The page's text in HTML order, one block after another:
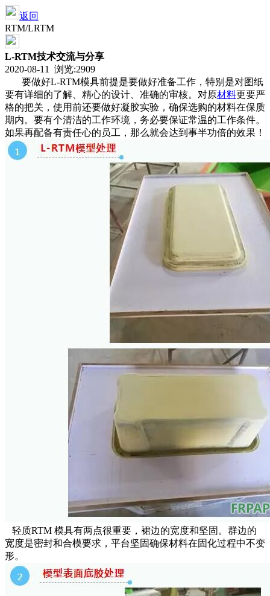
返回
RTM/LRTM
L-RTM技术交流与分享
2020-08-11 浏览:2909
要做好L-RTM模具前提是要做好准备工作，特别是对图纸
要有详细的了解、精心的设计、准确的审核。对原材料更要严
格的把关，使用前还要做好凝胶实验，确保选购的材料在保质
期内。要有个清洁的工作环境，务必要保证常温的工作条件。
如果再配备有责任心的员工，那么就会达到事半功倍的效果！
轻质RTM 模具有两点很重要，裙边的宽度和坚固。群边的
宽度是密封和合模要求，平台坚固确保材料在固化过程中不变
形。